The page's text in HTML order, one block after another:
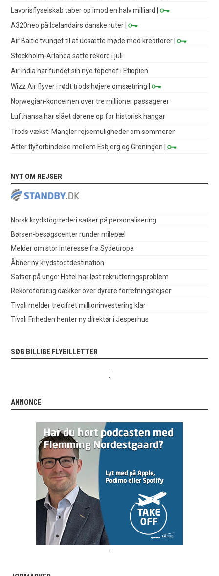
Lavprisflyselskab taber op imod en halv milliard
|
A320neo på Icelandairs danske ruter |
Air Baltic tvunget til at udsætte møde med kreditorer |
Stockholm-Arlanda satte rekord i juli
Air India har fundet sin nye topchef i Etiopien
Wizz Air flyver i rødt trods højere omsætning |
Norwegian-koncernen over tre millioner passagerer
Lufthansa har slået dørene op for historisk hangar
Trods vækst: Mangler rejsemuligheder om sommeren
Atter flyforbindelse mellem Esbjerg og Groningen |
NYT OM REJSER
Norsk krydstogtrederi satser på personalisering
Børsen-besøgscenter runder milepæl
Melder om stor interesse fra Sydeuropa
Åbner ny krydstogtdestination
Satser på unge: Hotel har løst rekrutteringsproblem
Rekordforbrug dækker over dyrere forretningsrejser
Tivoli melder trecifret millioninvestering klar
Tivoli Friheden henter ny direktør i Jesperhus
SØG BILLIGE FLYBILLETTER
ANNONCE